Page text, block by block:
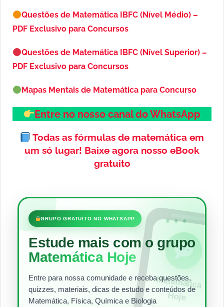
Questões de Matemática IBFC (Nível Médio) –
PDF Exclusivo para Concursos
Questões de Matemática IBFC (Nível Superior) –
PDF Exclusivo para Concursos
Mapas Mentais de Matemática para Concurso
Entre no nosso canal do WhatsApp
Todas as fórmulas de matemática em
um só lugar! Baixe agora nosso eBook
gratuito
•••
GRUPO GRATUITO NO WHATSAPP
Estude mais com o grupo
Matemática Hoje
Entre para nossa comunidade e receba questões,
quizzes, materiais, dicas de estudo e conteúdos de
Matemática, Física, Química e Biologia
Matem
ática
Hoje